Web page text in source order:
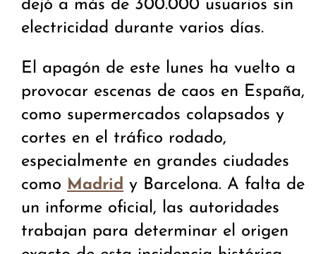
dejó a más de 300.000 usuarios sin
electricidad durante varios días.
El apagón de este lunes ha vuelto a
provocar escenas de caos en España,
como supermercados colapsados y
cortes en el tráfico rodado,
especialmente en grandes ciudades
como Madrid y Barcelona. A falta de
un informe oficial, las autoridades
trabajan para determinar el origen